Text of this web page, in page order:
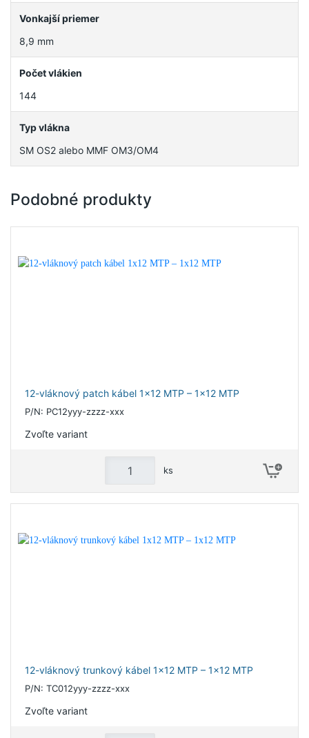
Vonkajší priemer
8,9 mm
Počet vlákien
144
Typ vlákna
SM OS2 alebo MMF OM3/OM4
Podobné produkty
12-vláknový patch kábel 1x12 MTP – 1x12 MTP
P/N: PC12yyy-zzzz-xxx
Zvoľte variant
ks
12-vláknový trunkový kábel 1x12 MTP – 1x12 MTP
P/N: TC012yyy-zzzz-xxx
Zvoľte variant